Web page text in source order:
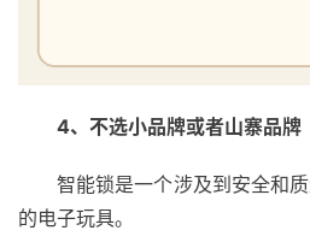
4、不选小品牌或者山寨品牌
智能锁是一个涉及到安全和
的电子玩具。